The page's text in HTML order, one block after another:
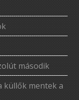
második
küllők mentek a